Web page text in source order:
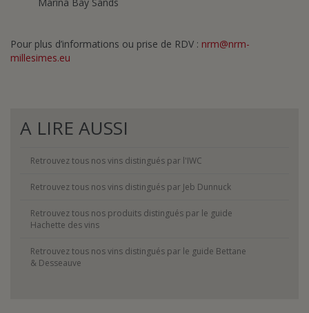
Pour plus d’informations ou prise de RDV : nrm@nrm-
millesimes.eu
A LIRE AUSSI
Retrouvez tous nos vins distingués par l'IWC
Retrouvez tous nos vins distingués par Jeb Dunnuck
Retrouvez tous nos produits distingués par le guide
Hachette des vins
Retrouvez tous nos vins distingués par le guide Bettane
& Desseauve